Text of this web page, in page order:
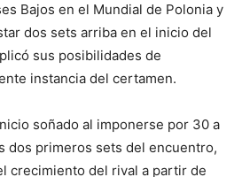
Bajos en el Mundial de Polonia y
dos sets arriba en el inicio del
sus posibilidades de
instancia del certamen.
soñado al imponerse por 30 a
dos primeros sets del encuentro,
crecimiento del rival a partir de